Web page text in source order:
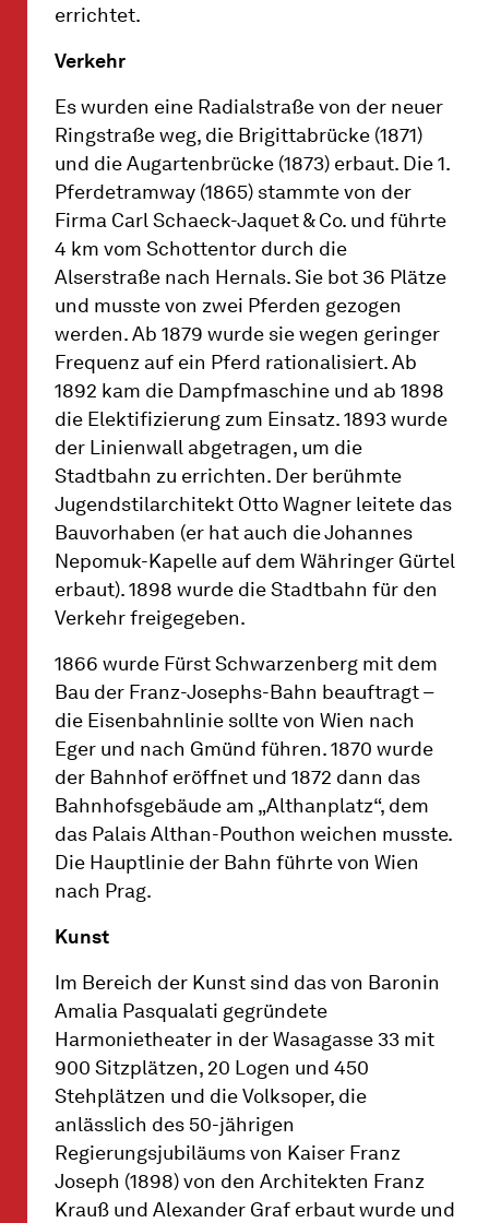
errichtet.
Verkehr
Es wurden eine Radialstraße von der neuer
Ringstraße weg, die Brigittabrücke (1871)
und die Augartenbrücke (1873) erbaut. Die 1.
Pferdetramway (1865) stammte von der
Firma Carl Schaeck-Jaquet & Co. und führte
4 km vom Schottentor durch die
Alserstraße nach Hernals. Sie bot 36 Plätze
und musste von zwei Pferden gezogen
werden. Ab 1879 wurde sie wegen geringer
Frequenz auf ein Pferd rationalisiert. Ab
1892 kam die Dampfmaschine und ab 1898
die Elektifizierung zum Einsatz. 1893 wurde
der Linienwall abgetragen, um die
Stadtbahn zu errichten. Der berühmte
Jugendstilarchitekt Otto Wagner leitete das
Bauvorhaben (er hat auch die Johannes
Nepomuk-Kapelle auf dem Währinger Gürtel
erbaut). 1898 wurde die Stadtbahn für den
Verkehr freigegeben.
1866 wurde Fürst Schwarzenberg mit dem
Bau der Franz-Josephs-Bahn beauftragt –
die Eisenbahnlinie sollte von Wien nach
Eger und nach Gmünd führen. 1870 wurde
der Bahnhof eröffnet und 1872 dann das
Bahnhofsgebäude am „Althanplatz“, dem
das Palais Althan-Pouthon weichen musste.
Die Hauptlinie der Bahn führte von Wien
nach Prag.
Kunst
Im Bereich der Kunst sind das von Baronin
Amalia Pasqualati gegründete
Harmonietheater in der Wasagasse 33 mit
900 Sitzplätzen, 20 Logen und 450
Stehplätzen und die Volksoper, die
anlässlich des 50-jährigen
Regierungsjubiläums von Kaiser Franz
Joseph (1898) von den Architekten Franz
Krauß und Alexander Graf erbaut wurde und